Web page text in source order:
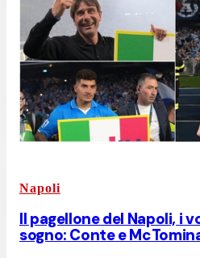
Napoli
Il pagellone del Napoli, i
sogno: Conte e